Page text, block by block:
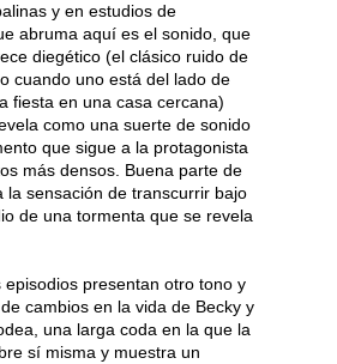
y en estudios de
abruma aquí es el sonido, que
diegético (el clásico ruido de
cuando uno está del lado de
fiesta en una casa cercana)
como una suerte de sonido
que sigue a la protagonista
más densos. Buena parte de
la sensación de transcurrir bajo
de una tormenta que se revela
episodios presentan otro tono y
cambios en la vida de Becky y
una larga coda en la que la
sí misma y muestra un